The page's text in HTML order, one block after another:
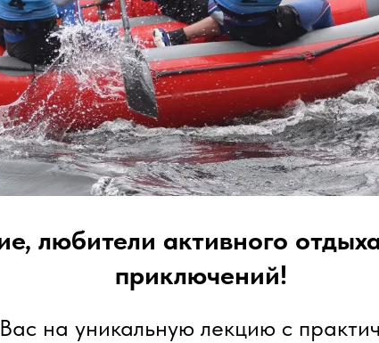
любители активного
приключений!
на уникальную лекцию с